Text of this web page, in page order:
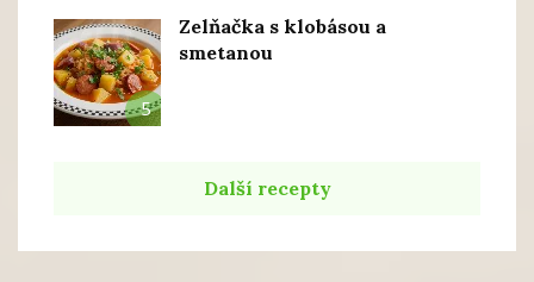
5
Zelňačka s klobásou a
smetanou
Další recepty